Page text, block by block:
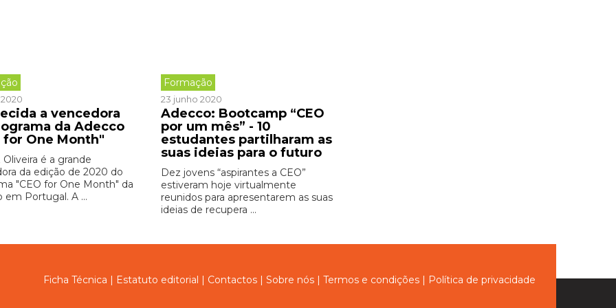
a vencedora
da Adecco
for One Month"
é a grande
da edição de 2020 do
"CEO for One Month" da
em Portugal. A ...
Formação
23 junho 2020
Adecco: Bootcamp “CEO
por um mês” - 10
estudantes partilharam as
suas ideias para o futuro
Dez jovens “aspirantes a CEO”
estiveram hoje virtualmente
reunidos para apresentarem as suas
ideias de recupera ...
Ficha Técnica | Estatuto editorial | Contactos | Sobre nós | Termos e condições | Política de privacidade